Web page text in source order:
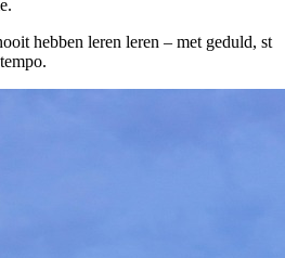
hebben leren leren – met geduld, st